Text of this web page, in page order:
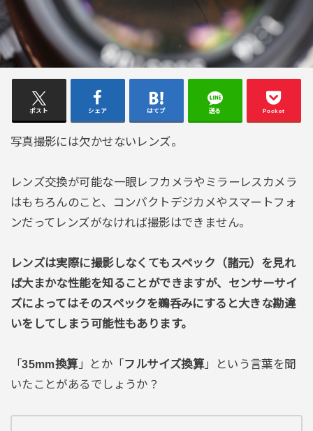
ポスト シェア はてブ 送る Pocket
写真撮影には欠かせないレンズ。
レンズ交換が可能な一眼レフカメラやミラーレスカメラ
はもちろんのこと、コンパクトデジカメやスマートフォ
ンだってレンズがなければ撮影はできません。
レンズは実際に撮影しなくてもスペック（諸元）を見れ
ば大まかな性能を知ることができますが、センサーサイ
ズによってはそのスペックを鵜呑みにすると大きな勘違
いをしてしまう可能性もあります。
「35mm換算」とか「フルサイズ換算」という言葉を聞
いたことがあるでしょうか？